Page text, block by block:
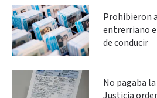
Prohibieron
entrerriano
de conducir
No pagaba